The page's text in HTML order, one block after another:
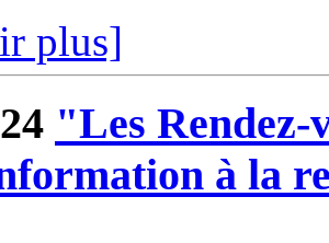
plus]
"Les Rendez-
à la